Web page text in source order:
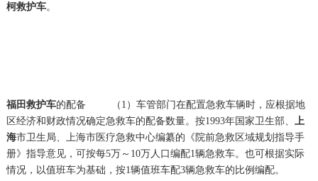
柯救护车。
福田救护车的配备 （1）车管部门在配置急救车辆时，应根据地
区经济和财政情况确定急救车的配备数量。按1993年国家卫生部、
上
海市卫生局、上海市医疗急救中心编纂的《院前急救区域规划指导手
册》指导意见，可按每5万～10万人口编配1辆急救车。也可根据实际
情况，以值班车为基础，按1辆值班车配3辆急救车的比例编配。